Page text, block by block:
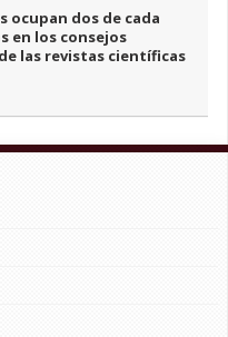
ocupan dos de cada
en los consejos
las revistas científicas